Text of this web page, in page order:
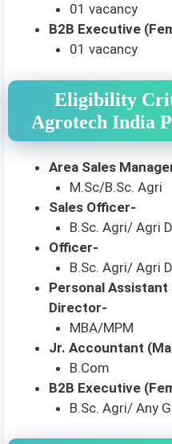
01 vacancy
B2B Executive
01 vacancy
Eligibility
Agrotech India
Area Sales
M.Sc/B.Sc. Agri
Sales Officer-
B.Sc. Agri/ Agri
Officer-
B.Sc. Agri/ Agri
Personal Assistant
Director-
MBA/MPM
Jr. Accountant
B.Com
B2B Executive
B.Sc. Agri/ Any